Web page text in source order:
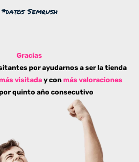
*datos Semrush
Gracias
por ayudarnos a ser la tienda
visitaday conmás valoraciones
quinto año consecutivo